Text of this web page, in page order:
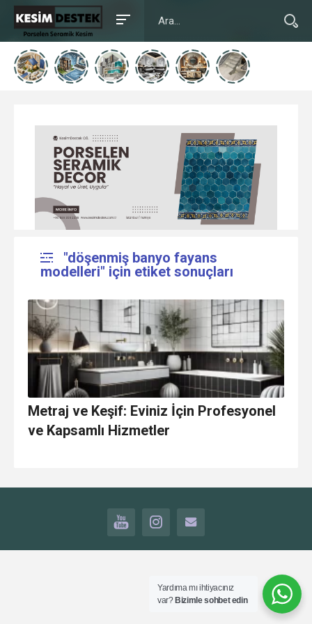
"döşenmiş banyo fayans
modelleri" için etiket sonuçları
Metraj ve Keşif: Eviniz İçin Profesyonel
ve Kapsamlı Hizmetler
YOUTUBEINSTAGRAMİLETİŞİM
Yardıma mı ihtiyacınız
var? Bizimle sohbet edin